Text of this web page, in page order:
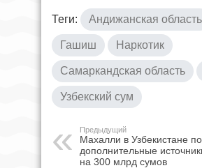
Теги: Андижанская область
Гашиш Наркотик
Самаркандская область
Узбекский сум
Предыдущий
Махалли в Узбекистане
дополнительные
на 300 млрд сумов